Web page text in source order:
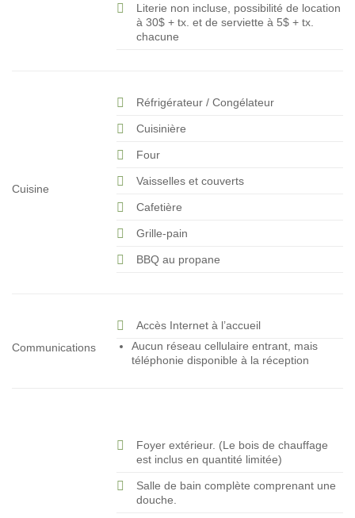
Literie non incluse, possibilité de location
à 30$ + tx. et de serviette à 5$ + tx.
chacune
Cuisine
Réfrigérateur / Congélateur
Cuisinière
Four
Vaisselles et couverts
Cafetière
Grille-pain
BBQ au propane
Communications
Accès Internet à l’accueil
Aucun réseau cellulaire entrant, mais
téléphonie disponible à la réception
Foyer extérieur. (Le bois de chauffage
est inclus en quantité limitée)
Salle de bain complète comprenant une
douche.